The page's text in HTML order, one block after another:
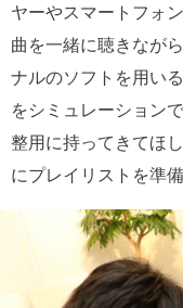
ヤーやスマートフォ
曲を一緒に聴きなが
ナルのソフトを用い
をシミュレーション
整用に持ってきてほ
にプレイリストを準